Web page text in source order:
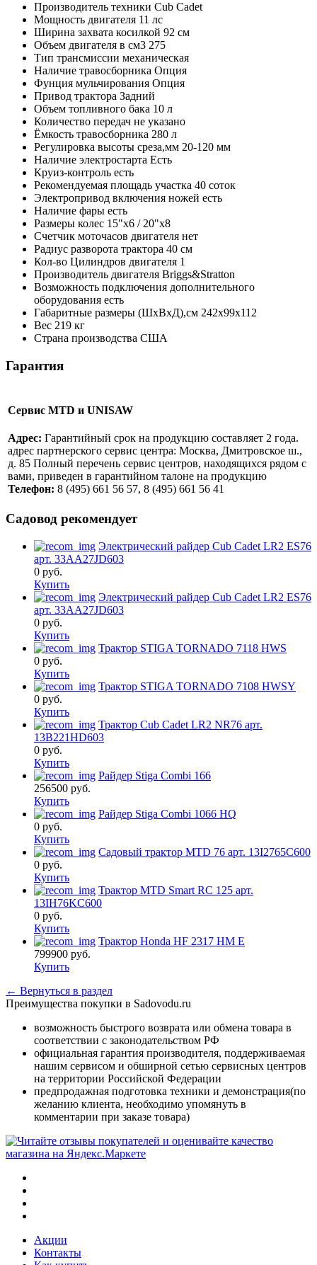
Производитель техники Cub Cadet
Мощность двигателя 11 лс
Ширина захвата косилкой 92 см
Объем двигателя в см3 275
Тип трансмиссии механическая
Наличие травосборника Опция
Фунция мульчирования Опция
Привод трактора Задний
Объем топливного бака 10 л
Количество передач не указано
Ёмкость травосборника 280 л
Регулировка высоты среза,мм 20-120 мм
Наличие электростарта Есть
Круиз-контроль есть
Рекомендуемая площадь участка 40 соток
Электропривод включения ножей есть
Наличие фары есть
Размеры колес 15"х6 / 20"х8
Счетчик моточасов двигателя нет
Радиус разворота трактора 40 см
Кол-во Цилиндров двигателя 1
Производитель двигателя Briggs&Stratton
Возможность подключения дополнительного
оборудования есть
Габаритные размеры (ШхВхД),см 242х99х112
Вес 219 кг
Страна производства США
Гарантия
Сервис MTD и UNISAW
Адрес: Гарантийный срок на продукцию составляет 2 года.
адрес партнерского сервис центра: Москва, Дмитровское ш.,
д. 85 Полный перечень сервис центров, находящихся рядом с
вами, приведен в гарантийном талоне на продукцию
Телефон: 8 (495) 661 56 57, 8 (495) 661 56 41
Садовод рекомендует
Электрический райдер Cub Cadet LR2 ES76
арт. 33AA27JD603
0 руб.
Купить
Электрический райдер Cub Cadet LR2 ES76
арт. 33AA27JD603
0 руб.
Купить
Трактор STIGA TORNADO 7118 HWS
0 руб.
Купить
Трактор STIGA TORNADO 7108 HWSY
0 руб.
Купить
Трактор Cub Cadet LR2 NR76 арт.
13B221HD603
0 руб.
Купить
Райдер Stiga Combi 166
256500 руб.
Купить
Райдер Stiga Combi 1066 HQ
0 руб.
Купить
Садовый трактор MTD 76 арт. 13I2765C600
0 руб.
Купить
Трактор MTD Smart RC 125 арт.
13IH76KC600
0 руб.
Купить
Трактор Honda HF 2317 HM E
799900 руб.
Купить
← Вернуться в раздел
Преимущества покупки в Sadovodu.ru
возможность быстрого возврата или обмена товара в
соответствии с законодательством РФ
официальная гарантия производителя, поддерживаемая
нашим сервисом и обширной сетью сервисных центров
на территории Российской Федерации
предпродажная подготовка техники и демонстрация(по
желанию клиента, необходимо упомянуть в
комментарии при заказе товара)
Акции
Контакты